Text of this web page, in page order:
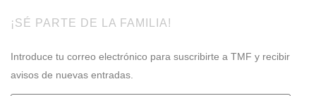
¡SÉ PARTE DE LA FAMILIA!
Introduce tu correo electrónico para suscribirte a TMF y recibir
avisos de nuevas entradas.